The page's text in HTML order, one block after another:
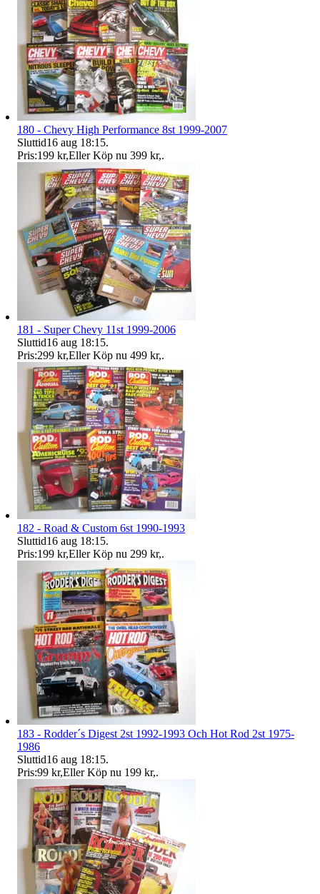
180 - Chevy High Performance 8st 1999-2007
Sluttid16 aug 18:15.
Pris:199 kr,Eller Köp nu 399 kr,.
181 - Super Chevy 11st 1999-2006
Sluttid16 aug 18:15.
Pris:299 kr,Eller Köp nu 499 kr,.
182 - Road & Custom 6st 1990-1993
Sluttid16 aug 18:15.
Pris:199 kr,Eller Köp nu 299 kr,.
183 - Rodder´s Digest 2st 1992-1993 Och Hot Rod 2st 1975-
1986
Sluttid16 aug 18:15.
Pris:99 kr,Eller Köp nu 199 kr,.